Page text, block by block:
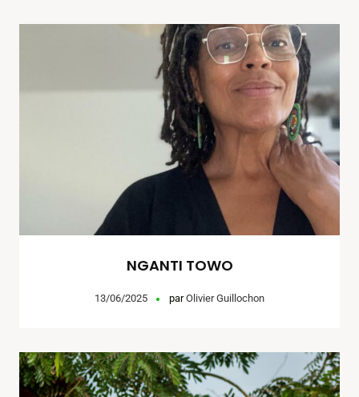
NGANTI TOWO
13/06/2025 parOlivier Guillochon